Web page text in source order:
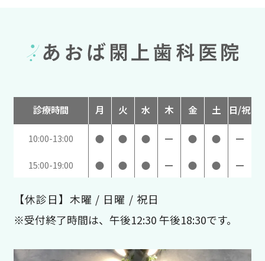
診療時間 月 火 水 木 金 土 日/祝
10:00-13:00
15:00-19:00
【休診日】木曜 / 日曜 / 祝日
※受付終了時間は、午後12:30 午後18:30です。